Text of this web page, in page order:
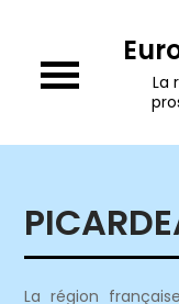
content
La
La région